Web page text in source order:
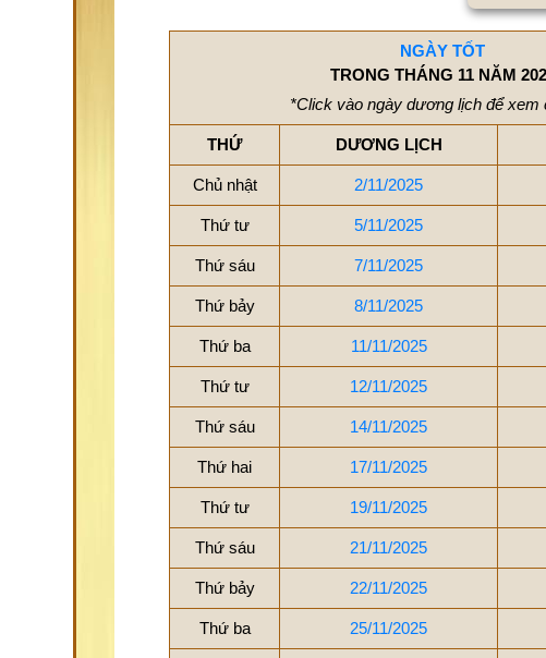
NGÀY TỐT
TRONG THÁNG 11 NĂM
*Click vào ngày dương lịch để xem
THỨ DƯƠNG LỊCH
Chủ nhật 2/11/2025
Thứ tư 5/11/2025
Thứ sáu 7/11/2025
Thứ bảy 8/11/2025
Thứ ba 11/11/2025
Thứ tư 12/11/2025
Thứ sáu 14/11/2025
Thứ hai 17/11/2025
Thứ tư 19/11/2025
Thứ sáu 21/11/2025
Thứ bảy 22/11/2025
Thứ ba 25/11/2025